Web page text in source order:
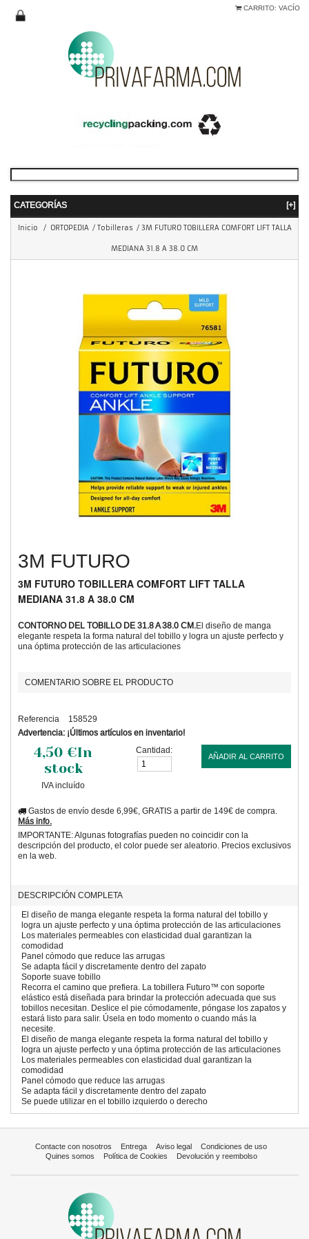
CARRITO: VACÍO
CATEGORÍAS [+]
Inicio / ORTOPEDIA / Tobilleras / 3M FUTURO TOBILLERA COMFORT LIFT TALLA
MEDIANA 31.8 A 38.0 CM
3M FUTURO
3M FUTURO TOBILLERA COMFORT LIFT TALLA
MEDIANA 31.8 A 38.0 CM
CONTORNO DEL TOBILLO DE 31.8 A 38.0 CM.El diseño de manga
elegante respeta la forma natural del tobillo y logra un ajuste perfecto y
una óptima protección de las articulaciones
COMENTARIO SOBRE EL PRODUCTO
Referencia
158529
Advertencia: ¡Últimos artículos en inventario!
4,50 €In
stock
IVA incluído
Cantidad:
AÑADIR AL CARRITO
Gastos de envío desde 6,99€, GRATIS a partir de 149€ de compra.
Más info.
IMPORTANTE: Algunas fotografías pueden no coincidir con la
descripción del producto, el color puede ser aleatorio. Precios exclusivos
en la web.
DESCRIPCIÓN COMPLETA
El diseño de manga elegante respeta la forma natural del tobillo y
logra un ajuste perfecto y una óptima protección de las articulaciones
Los materiales permeables con elasticidad dual garantizan la
comodidad
Panel cómodo que reduce las arrugas
Se adapta fácil y discretamente dentro del zapato
Soporte suave tobillo
Recorra el camino que prefiera. La tobillera Futuro™ con soporte
elástico está diseñada para brindar la protección adecuada que sus
tobillos necesitan. Deslice el pie cómodamente, póngase los zapatos y
estará listo para salir. Úsela en todo momento o cuando más la
necesite.
El diseño de manga elegante respeta la forma natural del tobillo y
logra un ajuste perfecto y una óptima protección de las articulaciones
Los materiales permeables con elasticidad dual garantizan la
comodidad
Panel cómodo que reduce las arrugas
Se adapta fácil y discretamente dentro del zapato
Se puede utilizar en el tobillo izquierdo o derecho
Contacte con nosotros Entrega Aviso legal
Condiciones de uso
Quines somos
Política de Cookies Devolución y reembolso